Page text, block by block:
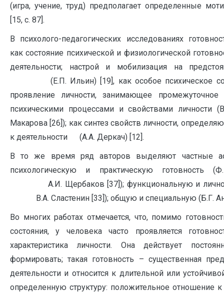
(игра, учение, труд) предполагает определенные
[15, с. 87].
В психолого-педагогических исследованиях
как состояние психической и физиологической
деятельности; настрой и мобилизация на
(Е.П. Ильин) [19], как особое психическое
проявление личности, занимающее
психическими процессами и свойствами личности
Макарова [26]); как синтез свойств личности,
к деятельности (А.А. Деркач) [12].
В то же время ряд авторов выделяют частные
психологическую и практическую готовность
А.И. Щербаков [37]); функциональную и
В.А. Сластенин [33]); общую и специальную (Б.Г.
Во многих работах отмечается, что, помимо
состояния, у человека часто проявляется
характеристика личности. Она действует
формировать; такая готовность – существенная
деятельности и относится к длительной или
определенную структуру: положительное отношение к